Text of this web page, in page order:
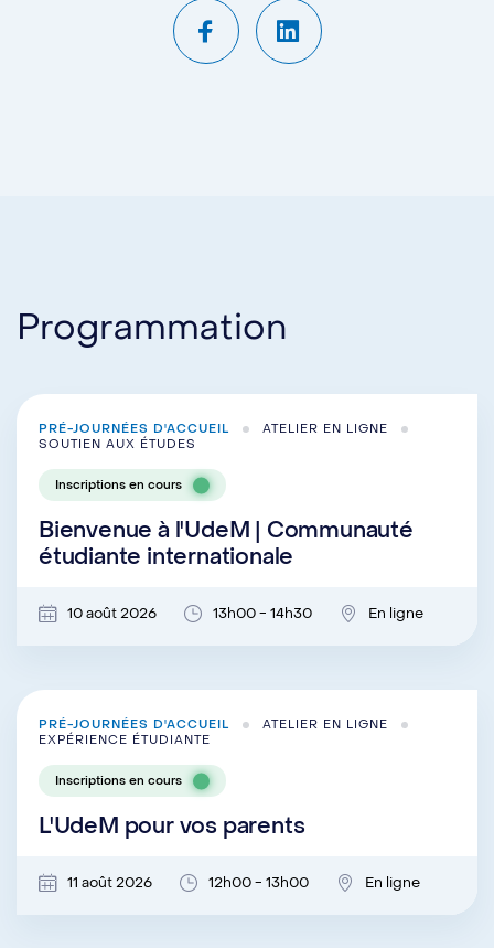
Programmation
PRÉ-JOURNÉES D'ACCUEIL
ATELIER EN LIGNE
SOUTIEN AUX ÉTUDES
Inscriptions en cours
Bienvenue à l'UdeM | Communauté
étudiante internationale
10 août 2026 13h00 - 14h30 En ligne
PRÉ-JOURNÉES D'ACCUEIL
ATELIER EN LIGNE
EXPÉRIENCE ÉTUDIANTE
Inscriptions en cours
L'UdeM pour vos parents
11 août 2026 12h00 - 13h00 En ligne